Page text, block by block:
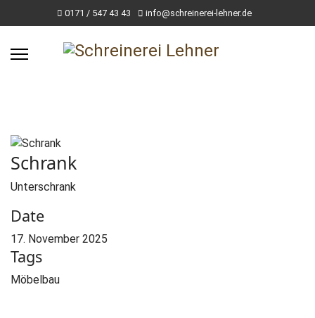
0171 / 547 43 43 info@schreinerei-lehner.de
Schrank
Unterschrank
Date
17. November 2025
Tags
Möbelbau